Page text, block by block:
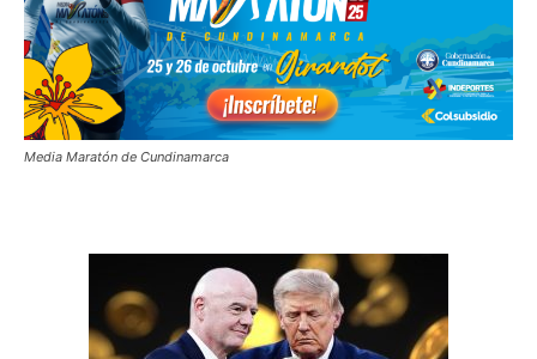
Media Maratón de Cundinamarca